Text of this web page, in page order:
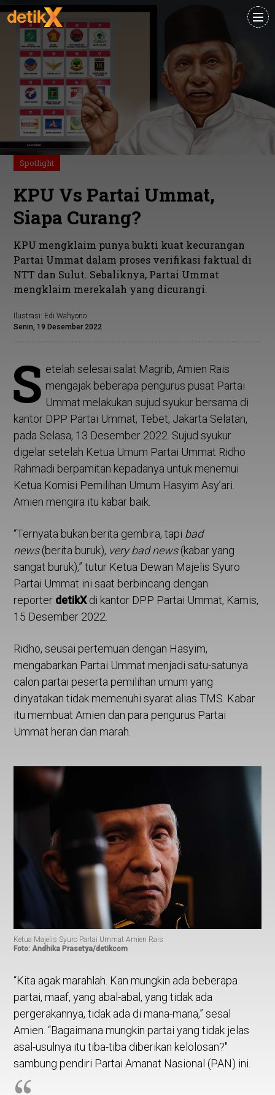
Spotlight
KPU Vs Partai Ummat,
Siapa Curang?
KPU mengklaim punya bukti kuat kecurangan
Partai Ummat dalam proses verifikasi faktual di
NTT dan Sulut. Sebaliknya, Partai Ummat
mengklaim merekalah yang dicurangi.
Ilustrasi: Edi Wahyono
Senin, 19 Desember 2022
S etelah selesai salat Magrib, Amien Rais
mengajak beberapa pengurus pusat Partai
Ummat melakukan sujud syukur bersama di
kantor DPP Partai Ummat, Tebet, Jakarta Selatan,
pada Selasa, 13 Desember 2022. Sujud syukur
digelar setelah Ketua Umum Partai Ummat Ridho
Rahmadi berpamitan kepadanya untuk menemui
Ketua Komisi Pemilihan Umum Hasyim Asy’ari.
Amien mengira itu kabar baik.
“Ternyata bukan berita gembira, tapi bad
news(berita buruk), very bad news(kabar yang
sangat buruk),” tutur Ketua Dewan Majelis Syuro
Partai Ummat ini saat berbincang dengan
reporter detikXdi kantor DPP Partai Ummat, Kamis,
15 Desember 2022.
Ridho, seusai pertemuan dengan Hasyim,
mengabarkan Partai Ummat menjadi satu-satunya
calon partai peserta pemilihan umum yang
dinyatakan tidak memenuhi syarat alias TMS. Kabar
itu membuat Amien dan para pengurus Partai
Ummat heran dan marah.
Ketua Majelis Syuro Partai Ummat Amien Rais
Foto: Andhika Prasetya/detikcom
“Kita agak marahlah. Kan mungkin ada beberapa
partai, maaf, yang abal-abal, yang tidak ada
pergerakannya, tidak ada di mana-mana,” sesal
Amien. “Bagaimana mungkin partai yang tidak jelas
asal-usulnya itu tiba-tiba diberikan kelolosan?"
sambung pendiri Partai Amanat Nasional (PAN) ini.